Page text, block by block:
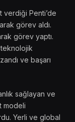
verdiği Penti’de
görev aldı.
görev yaptı.
ve başarı
sağlayan ve
modeli
Yerli ve global